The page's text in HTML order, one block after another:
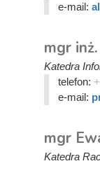
e-mail:
mgr
Katedra
telefon:
e-mail:
mgr
Katedra